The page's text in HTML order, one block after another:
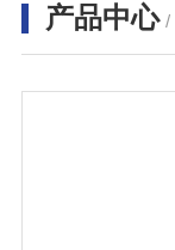
产品中心 /